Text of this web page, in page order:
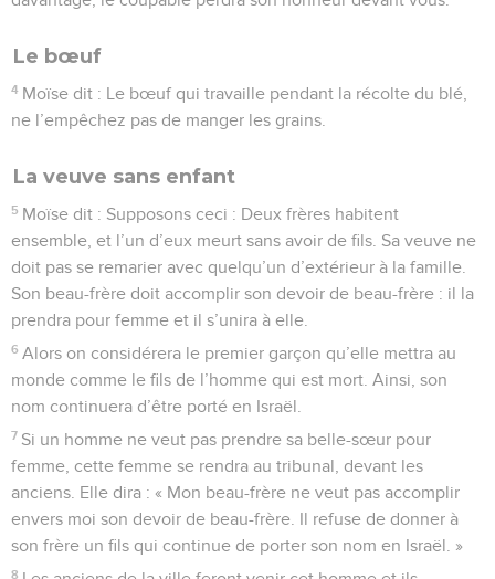
Le bœuf
4 Moïse dit : Le bœuf qui travaille pendant la récolte du blé,
ne l’empêchez pas de manger les grains.
La veuve sans enfant
5 Moïse dit : Supposons ceci : Deux frères habitent
ensemble, et l’un d’eux meurt sans avoir de fils. Sa veuve ne
doit pas se remarier avec quelqu’un d’extérieur à la famille.
Son beau-frère doit accomplir son devoir de beau-frère : il la
prendra pour femme et il s’unira à elle.
6 Alors on considérera le premier garçon qu’elle mettra au
monde comme le fils de l’homme qui est mort. Ainsi, son
nom continuera d’être porté en Israël.
7 Si un homme ne veut pas prendre sa belle-sœur pour
femme, cette femme se rendra au tribunal, devant les
anciens. Elle dira : « Mon beau-frère ne veut pas accomplir
envers moi son devoir de beau-frère. Il refuse de donner à
son frère un fils qui continue de porter son nom en Israël. »
8